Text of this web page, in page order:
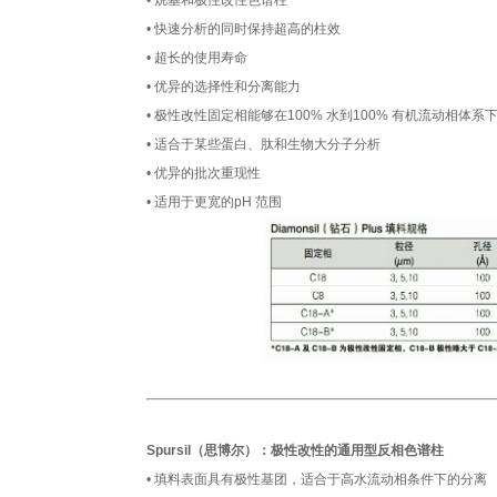
• 快速分析的同时保持超高的柱效
• 超长的使用寿命
• 优异的选择性和分离能力
• 极性改性固定相能够在100% 水到100% 有机流动相体系
• 适合于某些蛋白、肽和生物大分子分析
• 优异的批次重现性
• 适用于更宽的pH 范围
Spursil（思博尔）：极性改性的通用型反相色谱柱
• 填料表面具有极性基团，适合于高水流动相条件下的分离